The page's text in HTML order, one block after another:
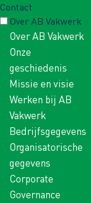
Contact
Over AB Vakwerk
Over AB Vakwerk
Onze
geschiedenis
Missie en visie
Werken bij AB
Vakwerk
Bedrijfsgegevens
Organisatorische
gegevens
Corporate
Governance